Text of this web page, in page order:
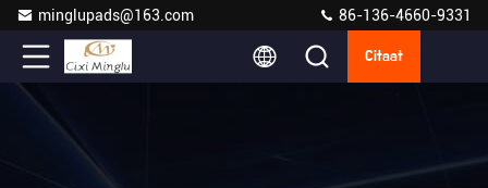
minglupads@163.com 86-136-4660-9331
Citaat